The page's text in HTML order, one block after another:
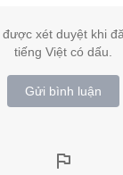
xét duyệt khi
tiếng Việt có dấu.
Gửi bình luận